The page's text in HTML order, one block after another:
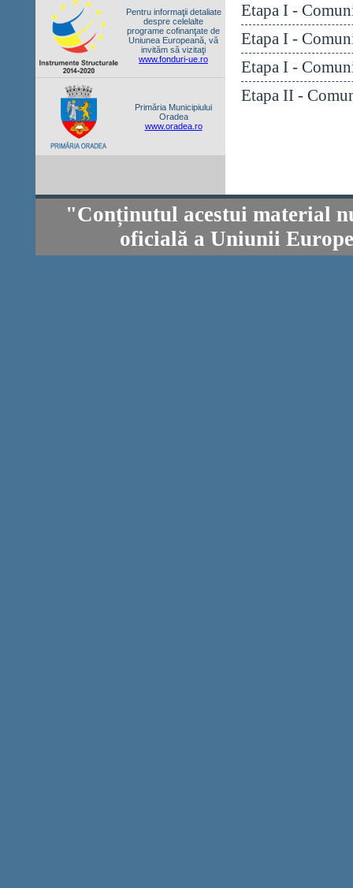
Pentru informaţii detaliate
despre celelalte
programe cofinanţate de
Uniunea Europeană, vă
invităm să vizitaţi
www.fonduri-ue.ro
Primăria Municipiului
Oradea
www.oradea.ro
Etapa I -
Etapa I -
Etapa I -
Etapa II -
"Conținutul acestui material
oficială a Uniunii